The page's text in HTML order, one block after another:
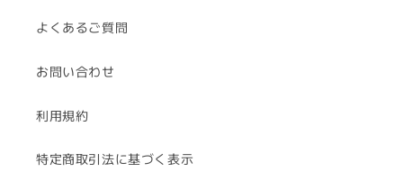
よくあるご質問
お問い合わせ
利用規約
特定商取引法に基づく表示